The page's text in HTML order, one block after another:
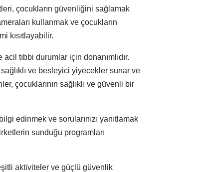
çocukların güvenliğini sağlamak
kullanmak ve çocukların
kısıtlayabilir.
tıbbi durumlar için donanımlıdır.
ve besleyici yiyecekler sunar ve
çocuklarının sağlıklı ve güvenli bir
edinmek ve sorularınızı yanıtlamak
sunduğu programları
aktiviteler ve güçlü güvenlik